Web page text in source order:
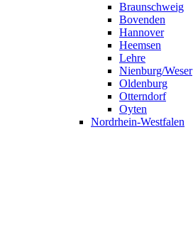
Braunschweig
Bovenden
Hannover
Heemsen
Lehre
Nienburg/Weser
Oldenburg
Otterndorf
Oyten
Nordrhein-Westfalen